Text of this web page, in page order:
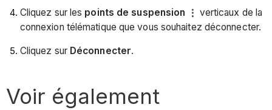
Cliquez sur les points de suspension
verticaux de la
connexion télématique que vous souhaitez déconnecter.
Cliquez sur Déconnecter.
Voir également